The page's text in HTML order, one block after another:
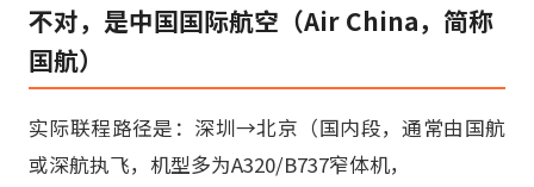
不对，是中国国际航空（Air China，简称
国航）
实际联程路径是：深圳→北京（国内段，通常由国航
或深航执飞，机型多为A320/B737窄体机，